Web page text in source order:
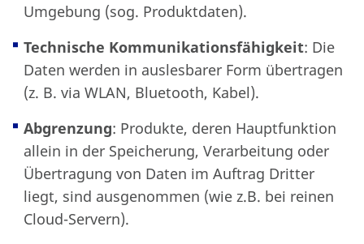
Umgebung (sog. Produktdaten).
Technische Kommunikationsfähigkeit: Die
Daten werden in auslesbarer Form übertragen
(z. B. via WLAN, Bluetooth, Kabel).
Abgrenzung: Produkte, deren Hauptfunktion
allein in der Speicherung, Verarbeitung oder
Übertragung von Daten im Auftrag Dritter
liegt, sind ausgenommen (wie z.B. bei reinen
Cloud-Servern).